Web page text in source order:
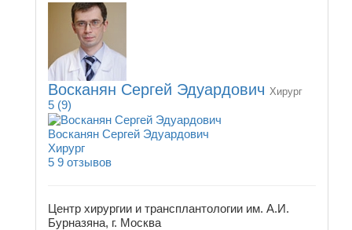
Восканян Сергей Эдуардович Хирург
5 (9)
Восканян Сергей Эдуардович
Хирург
5 9 отзывов
Центр хирургии и трансплантологии им. А.И.
Бурназяна, г. Москва